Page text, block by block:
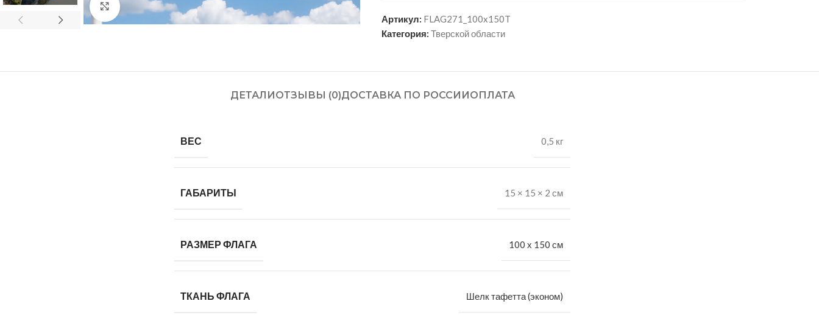
Нажмите, чтобы увеличить
Артикул: FLAG271_100x150T
Категория: Тверской области
ДЕТАЛИОТЗЫВЫ (0)ДОСТАВКА ПО РОССИИОПЛАТА
ВЕС 0,5 кг
ГАБАРИТЫ 15 × 15 × 2 см
РАЗМЕР ФЛАГА 100 х 150 см
ТКАНЬ ФЛАГА Шелк тафетта (эконом)